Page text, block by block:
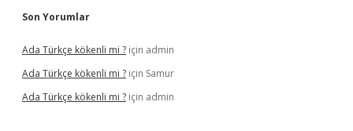
Son Yorumlar
Ada Türkçe kökenli mi ? için admin
Ada Türkçe kökenli mi ? için Samur
Ada Türkçe kökenli mi ? için admin